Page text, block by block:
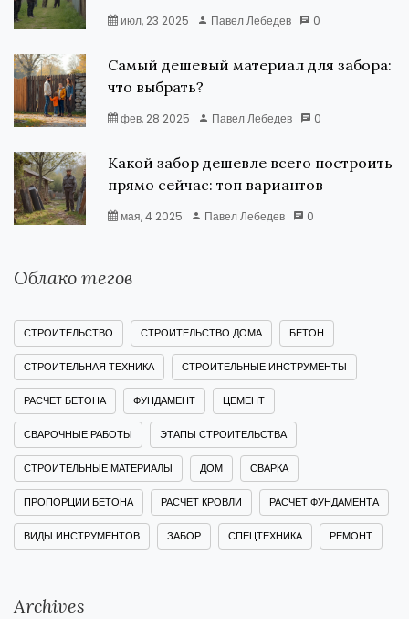
июл, 23 2025 Павел Лебедев 0
Самый дешевый материал для забора:
что выбрать?
фев, 28 2025 Павел Лебедев 0
Какой забор дешевле всего построить
прямо сейчас: топ вариантов
мая, 4 2025 Павел Лебедев 0
Облако тегов
СТРОИТЕЛЬСТВО СТРОИТЕЛЬСТВО ДОМА БЕТОН
СТРОИТЕЛЬНАЯ ТЕХНИКА СТРОИТЕЛЬНЫЕ ИНСТРУМЕНТЫ
РАСЧЕТ БЕТОНА ФУНДАМЕНТ ЦЕМЕНТ
СВАРОЧНЫЕ РАБОТЫ ЭТАПЫ СТРОИТЕЛЬСТВА
СТРОИТЕЛЬНЫЕ МАТЕРИАЛЫ ДОМ СВАРКА
ПРОПОРЦИИ БЕТОНА РАСЧЕТ КРОВЛИ РАСЧЕТ ФУНДАМЕНТА
ВИДЫ ИНСТРУМЕНТОВ ЗАБОР СПЕЦТЕХНИКА РЕМОНТ
Archives